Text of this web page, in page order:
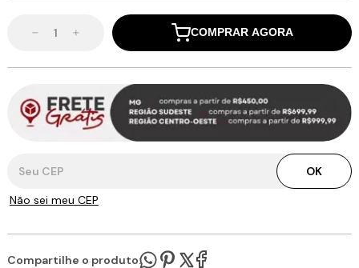
COMPRAR AGORA
OK
Não sei meu CEP
Compartilhe o produto: